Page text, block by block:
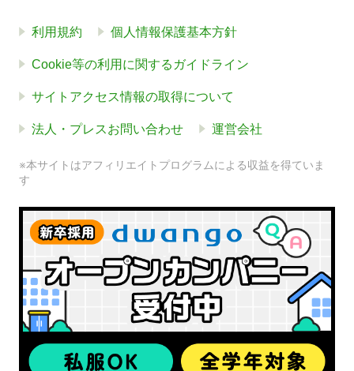
利用規約 個人情報保護基本方針
Cookie等の利用に関するガイドライン
サイトアクセス情報の取得について
法人・プレスお問い合わせ 運営会社
※本サイトはアフィリエイトプログラムによる収益を得ていま
す